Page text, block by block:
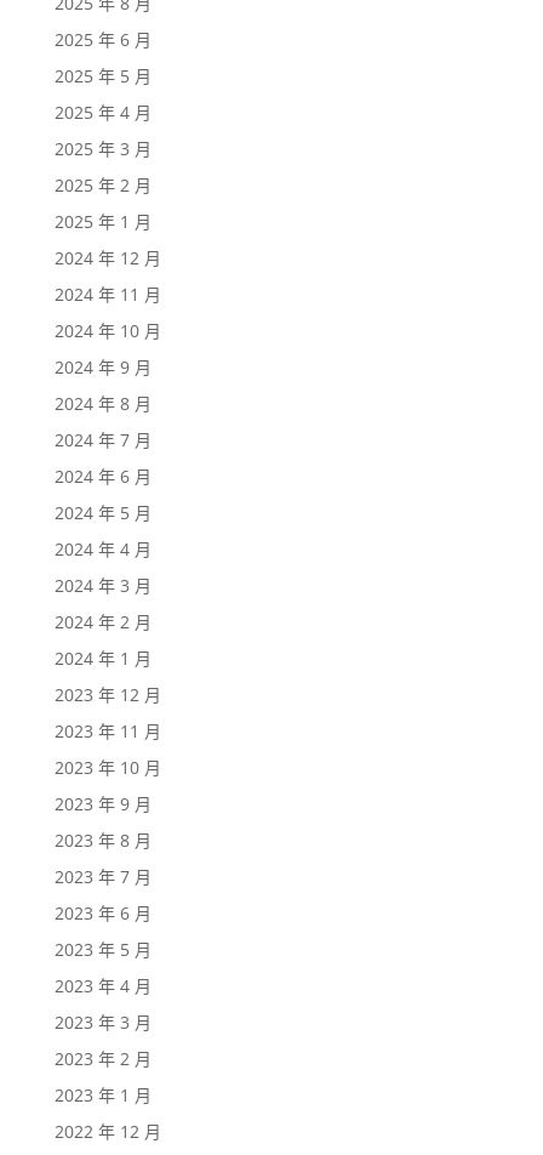
2025 年 6 月
2025 年 5 月
2025 年 4 月
2025 年 3 月
2025 年 2 月
2025 年 1 月
2024 年 12 月
2024 年 11 月
2024 年 10 月
2024 年 9 月
2024 年 8 月
2024 年 7 月
2024 年 6 月
2024 年 5 月
2024 年 4 月
2024 年 3 月
2024 年 2 月
2024 年 1 月
2023 年 12 月
2023 年 11 月
2023 年 10 月
2023 年 9 月
2023 年 8 月
2023 年 7 月
2023 年 6 月
2023 年 5 月
2023 年 4 月
2023 年 3 月
2023 年 2 月
2023 年 1 月
2022 年 12 月